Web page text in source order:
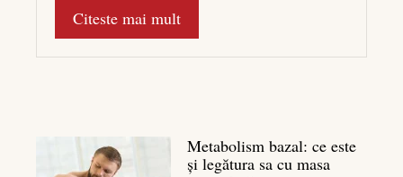
Citeste mai mult
Metabolism bazal: ce este
și legătura sa cu masa